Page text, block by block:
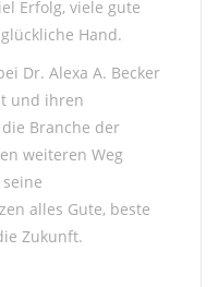
Erfolg, viele gute
Hand.
Dr. Alexa A. Becker
und ihren
Branche der
weiteren Weg
alles Gute, beste
Zukunft.